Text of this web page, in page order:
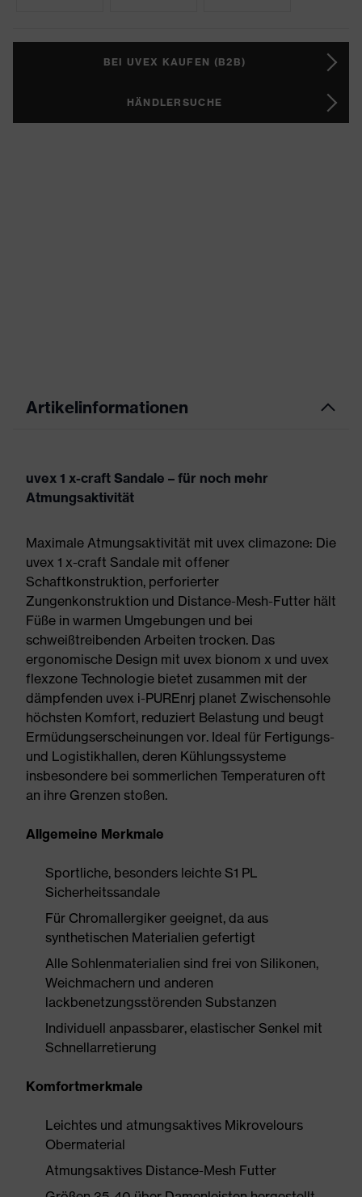
BEI UVEX KAUFEN (B2B)
HÄNDLERSUCHE
Artikelinformationen
uvex 1 x-craft Sandale – für noch mehr
Atmungsaktivität
Maximale Atmungsaktivität mit uvex climazone: Die
uvex 1 x-craft Sandale mit offener
Schaftkonstruktion, perforierter
Zungenkonstruktion und Distance-Mesh-Futter hält
Füße in warmen Umgebungen und bei
schweißtreibenden Arbeiten trocken. Das
ergonomische Design mit uvex bionom x und uvex
flexzone Technologie bietet zusammen mit der
dämpfenden uvex i-PUREnrj planet Zwischensohle
höchsten Komfort, reduziert Belastung und beugt
Ermüdungserscheinungen vor. Ideal für Fertigungs-
und Logistikhallen, deren Kühlungssysteme
insbesondere bei sommerlichen Temperaturen oft
an ihre Grenzen stoßen.
Allgemeine Merkmale
Sportliche, besonders leichte S1 PL
Sicherheitssandale
Für Chromallergiker geeignet, da aus
synthetischen Materialien gefertigt
Alle Sohlenmaterialien sind frei von Silikonen,
Weichmachern und anderen
lackbenetzungsstörenden Substanzen
Individuell anpassbarer, elastischer Senkel mit
Schnellarretierung
Komfortmerkmale
Leichtes und atmungsaktives Mikrovelours
Obermaterial
Atmungsaktives Distance-Mesh Futter